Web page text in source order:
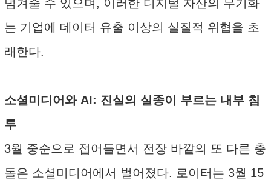
넘겨줄 수 있으며, 이러한 디지털 자산의 무기화
는 기업에 데이터 유출 이상의 실질적 위협을 초
래한다.
소셜미디어와 AI: 진실의 실종이 부르는 내부 침
투
3월 중순으로 접어들면서 전장 바깥의 또 다른 충
돌은 소셜미디어에서 벌어졌다. 로이터는 3월 15